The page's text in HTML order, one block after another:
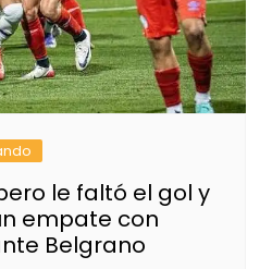
le faltó el gol y
empate con
Belgrano